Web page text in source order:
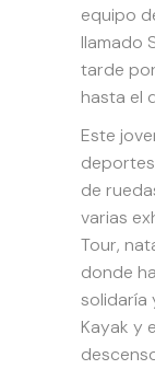
equipo
llamado
tarde
hasta el
Este
de
varias
Tour,
donde
solidaría
Kayak y